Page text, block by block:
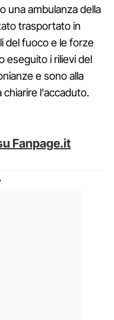
una ambulanza della
trasportato in
del fuoco e le forze
eseguito i rilievi del
e sono alla
chiarire l'accaduto.
Fanpage.it